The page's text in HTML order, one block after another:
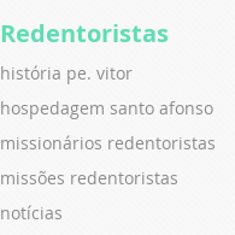
Redentoristas
história pe. vitor
hospedagem santo afonso
missionários redentoristas
missões redentoristas
notícias